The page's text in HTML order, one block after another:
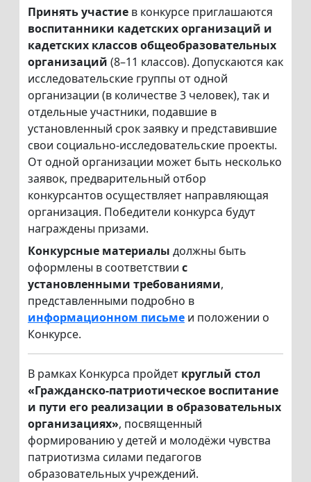
Принять участие в конкурсе приглашаются
воспитанники кадетских организаций и
кадетских классов общеобразовательных
организаций (8–11 классов). Допускаются как
исследовательские группы от одной
организации (в количестве 3 человек), так и
отдельные участники, подавшие в
установленный срок заявку и представившие
свои социально-исследовательские проекты.
От одной организации может быть несколько
заявок, предварительный отбор
конкурсантов осуществляет направляющая
организация. Победители конкурса будут
награждены призами.
Конкурсные материалы должны быть
оформлены в соответствии с
установленными требованиями,
представленными подробно в
информационном письме и положении о
Конкурсе.
В рамках Конкурса пройдет круглый стол
«Гражданско-патриотическое воспитание
и пути его реализации в образовательных
организациях», посвященный
формированию у детей и молодёжи чувства
патриотизма силами педагогов
образовательных учреждений.